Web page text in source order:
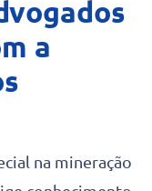
a
na mineração